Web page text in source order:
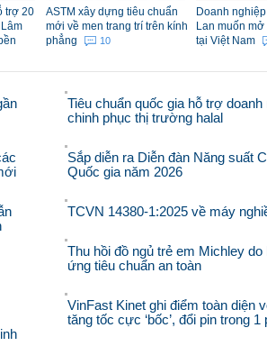
trợ 20
ASTM xây dựng tiêu chuẩn
mới về men trang trí trên kính
phẳng
10
Doanh
Lan muốn
tại Việt Nam
Tiêu chuẩn quốc gia hỗ trợ doanh
chinh phục thị trường halal
Sắp diễn ra Diễn đàn Năng suất
Quốc gia năm 2026
TCVN 14380-1:2025 về máy
Thu hồi đồ ngủ trẻ em Michley do
ứng tiêu chuẩn an toàn
VinFast Kinet ghi điểm toàn diện
tăng tốc cực ‘bốc’, đổi pin trong 1